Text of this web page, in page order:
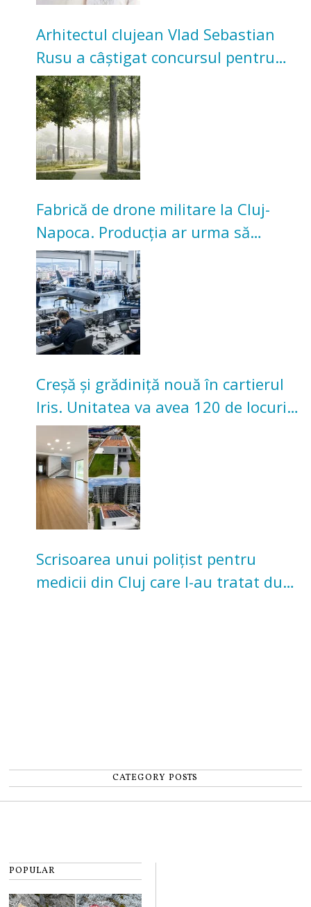
Arhitectul clujean Vlad Sebastian
Rusu a câștigat concursul pentru
transformarea Grădinii Casei
Universitarilor
Fabrică de drone militare la Cluj-
Napoca. Producția ar urma să
înceapă în toamna acestui an
Creșă și grădiniță nouă în cartierul
Iris. Unitatea va avea 120 de locuri
pentru copii
Scrisoarea unui polițist pentru
medicii din Cluj care l-au tratat după
CATEGORY POSTS
POPULAR